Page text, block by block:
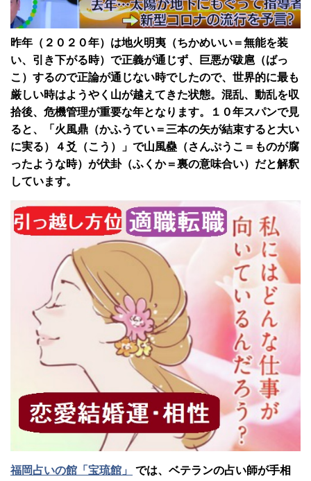
昨年（２０２０年）は地火明夷（ちかめいい＝無能を装
い、引き下がる時）で正義が通じず、巨悪が跋扈（ばっ
こ）するので正論が通じない時でしたので、世界的に最も
厳しい時はようやく山が越えてきた状態。混乱、動乱を収
拾後、危機管理が重要な年となります。１０年スパンで見
ると、「火風鼎（かふうてい＝三本の矢が結束すると大い
に実る）４爻（こう）」で山風蠱（さんぷうこ＝ものが腐
ったような時）が伏卦（ふくか＝裏の意味合い）だと解釈
しています。
福岡占いの館「宝琉館」
では、ベテランの占い師が手相